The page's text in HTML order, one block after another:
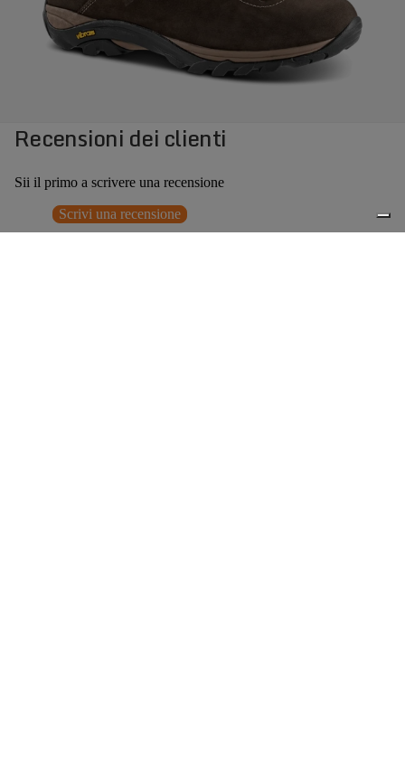
Recensioni dei clienti
Sii il primo a scrivere una recensione
Scrivi una recensione